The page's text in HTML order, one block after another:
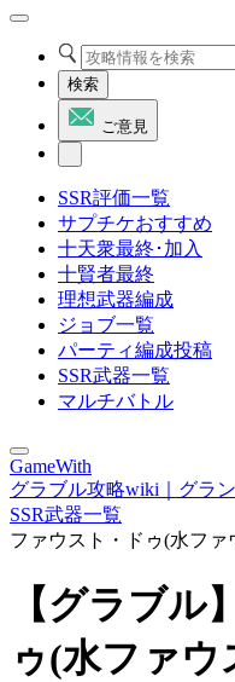
検索
ご意見
SSR評価一覧
サプチケおすすめ
十天衆最終･加入
十賢者最終
理想武器編成
ジョブ一覧
パーティ編成投稿
SSR武器一覧
マルチバトル
GameWith
グラブル攻略wiki｜グラ
SSR武器一覧
ファウスト・ドゥ(水ファ
【グラブル
ゥ(水ファ